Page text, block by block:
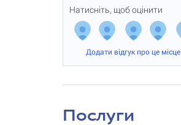
Натисніть, щоб оцінити
Додати відгук про це місце
Послуги